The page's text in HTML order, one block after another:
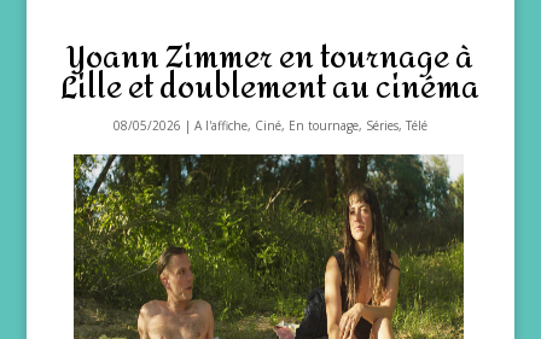
Yoann Zimmer en tournage à
Lille et doublement au cinéma
08/05/2026 | A l'affiche, Ciné, En tournage, Séries, Télé